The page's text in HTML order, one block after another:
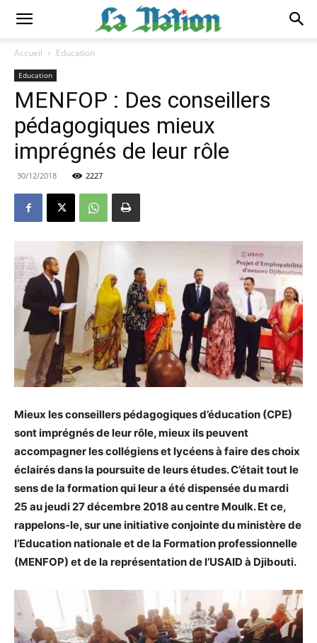
Accueil Education
Education
MENFOP : Des conseillers
pédagogiques mieux
imprégnés de leur rôle
30/12/2018 2227
Mieux les conseillers pédagogiques d’éducation (CPE)
sont imprégnés de leur rôle, mieux ils peuvent
accompagner les collégiens et lycéens à faire des choix
éclairés dans la poursuite de leurs études. C’était tout le
sens de la formation qui leur a été dispensée du mardi
25 au jeudi 27 décembre 2018 au centre Moulk. Et ce,
rappelons-le, sur une initiative conjointe du ministère de
l’Education nationale et de la Formation professionnelle
(MENFOP) et de la représentation de l’USAID à Djibouti.